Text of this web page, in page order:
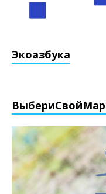
Экоазбука